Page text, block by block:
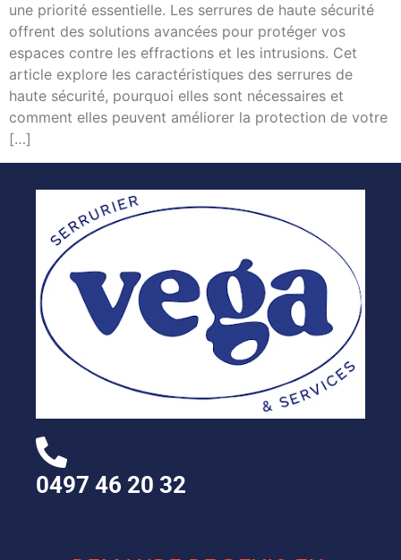
une priorité essentielle. Les serrures de haute sécurité
offrent des solutions avancées pour protéger vos
espaces contre les effractions et les intrusions. Cet
article explore les caractéristiques des serrures de
haute sécurité, pourquoi elles sont nécessaires et
comment elles peuvent améliorer la protection de votre
[…]
0497 46 20 32